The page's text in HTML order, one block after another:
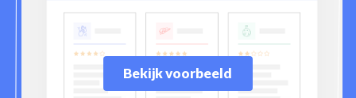
Bekijk voorbeeld